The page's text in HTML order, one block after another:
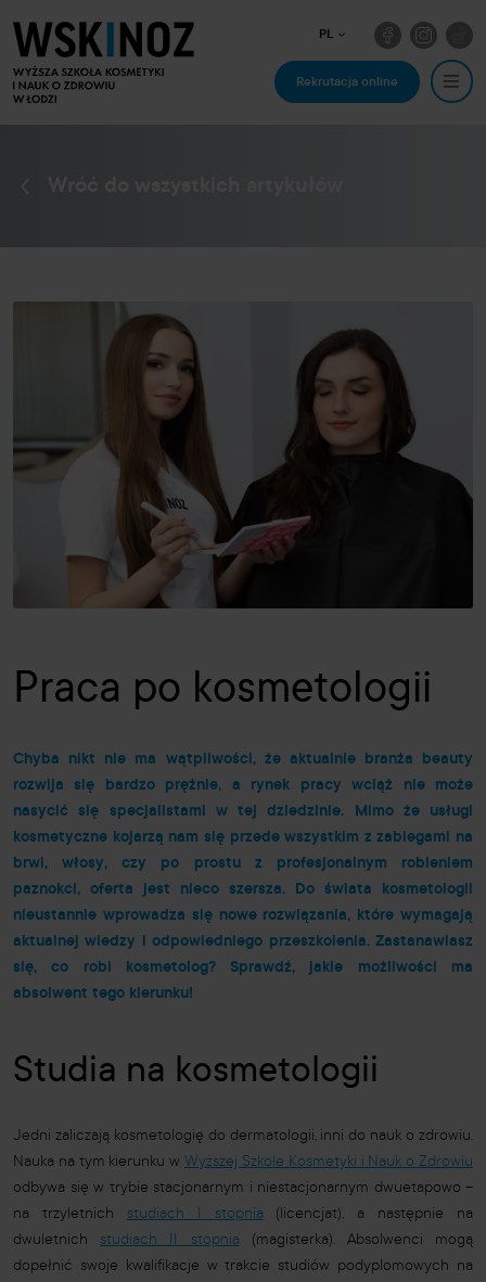
PL
Rekrutacja online
Praca po kosmetologii
Chyba nikt nie ma wątpliwości, że aktualnie branża beauty
rozwija się bardzo prężnie, a rynek pracy wciąż nie może
nasycić się specjalistami w tej dziedzinie. Mimo że usługi
kosmetyczne kojarzą nam się przede wszystkim z zabiegami na
brwi, włosy, czy po prostu z profesjonalnym robieniem
paznokci, oferta jest nieco szersza. Do świata kosmetologii
nieustannie wprowadza się nowe rozwiązania, które wymagają
aktualnej wiedzy i odpowiedniego przeszkolenia. Zastanawiasz
się, co robi kosmetolog? Sprawdź, jakie możliwości ma
absolwent tego kierunku!
Studia na kosmetologii
Jedni zaliczają kosmetologię do dermatologii, inni do nauk o zdrowiu.
Nauka na tym kierunku w Wyższej Szkole Kosmetyki i Nauk o Zdrowiu
odbywa się w trybie stacjonarnym i niestacjonarnym dwuetapowo –
na trzyletnich studiach I stopnia (licencjat), a następnie na
dwuletnich studiach II stopnia (magisterka). Absolwenci mogą
dopełnić swoje kwalifikacje w trakcie studiów podyplomowych na